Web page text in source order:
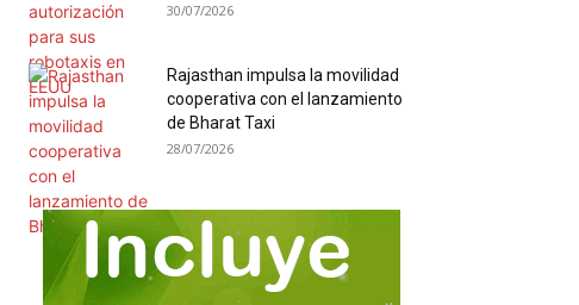
30/07/2026
Rajasthan impulsa la movilidad
cooperativa con el lanzamiento
de Bharat Taxi
28/07/2026